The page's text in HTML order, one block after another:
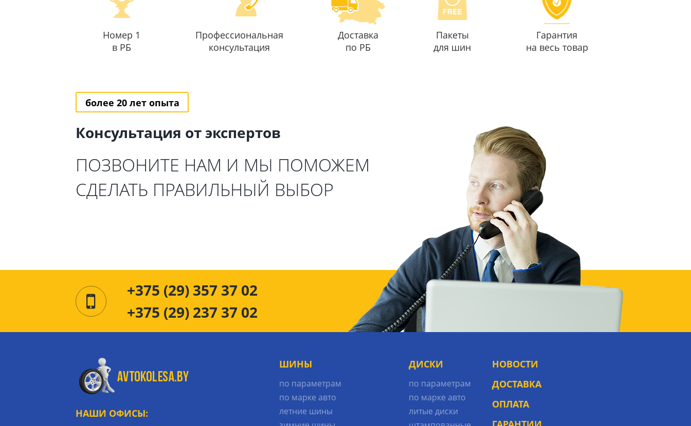
Номер 1
в РБ
Профессиональная
консультация
Доставка
по РБ
Пакеты
для шин
Гарантия
на весь товар
более 20 лет опыта
Консультация от экспертов
ПОЗВОНИТЕ НАМ И МЫ ПОМОЖЕМ
СДЕЛАТЬ ПРАВИЛЬНЫЙ ВЫБОР
+375 (29) 357 37 02
+375 (29) 237 37 02
НАШИ ОФИСЫ:
ШИНЫ
по параметрам
по марке авто
летние шины
ДИСКИ
по параметрам
по марке авто
литые диски
НОВОСТИ
ДОСТАВКА
ОПЛАТА